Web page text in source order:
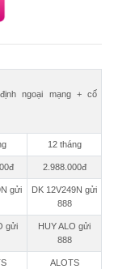
ngoại mạng + cố
12 tháng
2.988.000đ
gửi
DK 12V249N gửi
888
gửi
HUY ALO gửi
888
ALOTS